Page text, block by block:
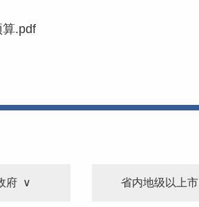
.pdf
府 省内地级以上市